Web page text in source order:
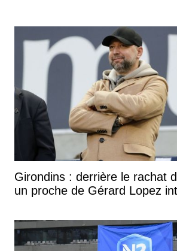
Girondins : derrière le rachat
un proche de Gérard Lopez